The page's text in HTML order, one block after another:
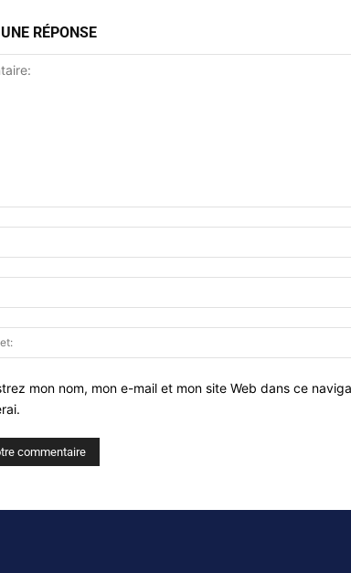
RÉPONSE
mon nom, mon e-mail et mon site Web dans ce